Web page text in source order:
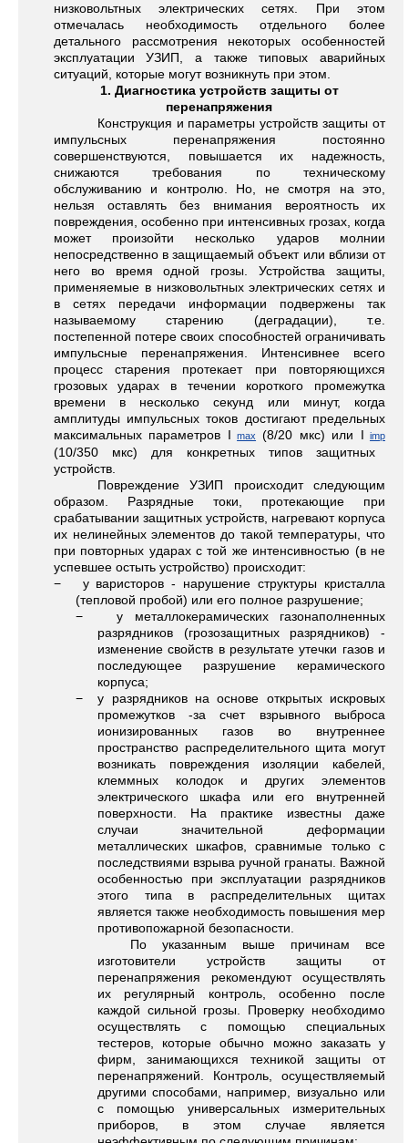
низковольтных электрических сетях. При этом
отмечалась необходимость отдельного более
детального рассмотрения некоторых особенностей
эксплуатации УЗИП, а также типовых аварийных
ситуаций, которые могут возникнуть при этом.
1. Диагностика устройств защиты от
перенапряжения
Конструкция и параметры устройств защиты от
импульсных перенапряжения постоянно
совершенствуются, повышается их надежность,
снижаются требования по техническому
обслуживанию и контролю. Но, не смотря на это,
нельзя оставлять без внимания вероятность их
повреждения, особенно при интенсивных грозах, когда
может произойти несколько ударов молнии
непосредственно в защищаемый объект или вблизи от
него во время одной грозы. Устройства защиты,
применяемые в низковольтных электрических сетях и
в сетях передачи информации подвержены так
называемому старению (деградации), т.е.
постепенной потере своих способностей ограничивать
импульсные перенапряжения. Интенсивнее всего
процесс старения протекает при повторяющихся
грозовых ударах в течении короткого промежутка
времени в несколько секунд или минут, когда
амплитуды импульсных токов достигают предельных
максимальных параметров I max (8/20 мкс) или I imp
(10/350 мкс) для конкретных типов защитных
устройств.
Повреждение УЗИП происходит следующим
образом. Разрядные токи, протекающие при
срабатывании защитных устройств, нагревают корпуса
их нелинейных элементов до такой температуры, что
при повторных ударах с той же интенсивностью (в не
успевшее остыть устройство) происходит:
− у варисторов - нарушение структуры кристалла
(тепловой пробой) или его полное разрушение;
− у металлокерамических газонаполненных
разрядников (грозозащитных разрядников) -
изменение свойств в результате утечки газов и
последующее разрушение керамического
корпуса;
− у разрядников на основе открытых искровых
промежутков -за счет взрывного выброса
ионизированных газов во внутреннее
пространство распределительного щита могут
возникать повреждения изоляции кабелей,
клеммных колодок и других элементов
электрического шкафа или его внутренней
поверхности. На практике известны даже
случаи значительной деформации
металлических шкафов, сравнимые только с
последствиями взрыва ручной гранаты. Важной
особенностью при эксплуатации разрядников
этого типа в распределительных щитах
является также необходимость повышения мер
противопожарной безопасности.
По указанным выше причинам все
изготовители устройств защиты от
перенапряжения рекомендуют осуществлять
их регулярный контроль, особенно после
каждой сильной грозы. Проверку необходимо
осуществлять с помощью специальных
тестеров, которые обычно можно заказать у
фирм, занимающихся техникой защиты от
перенапряжений. Контроль, осуществляемый
другими способами, например, визуально или
с помощью универсальных измерительных
приборов, в этом случае является